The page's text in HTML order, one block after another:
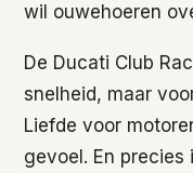
wil ouwehoeren
De Ducati Club
snelheid, maar
Liefde voor
gevoel. En